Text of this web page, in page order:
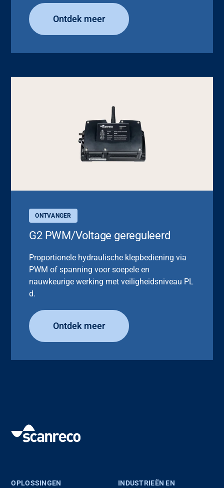
Ontdek meer
ONTVANGER
G2 PWM/Voltage gereguleerd
Proportionele hydraulische klepbediening via
PWM of spanning voor soepele en
nauwkeurige werking met veiligheidsniveau PL
d.
Ontdek meer
OPLOSSINGEN
INDUSTRIEËN EN